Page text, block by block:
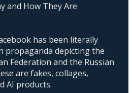
and How They Are
has been literally
propaganda depicting the
Federation and the Russian
are fakes, collages,
AI products.